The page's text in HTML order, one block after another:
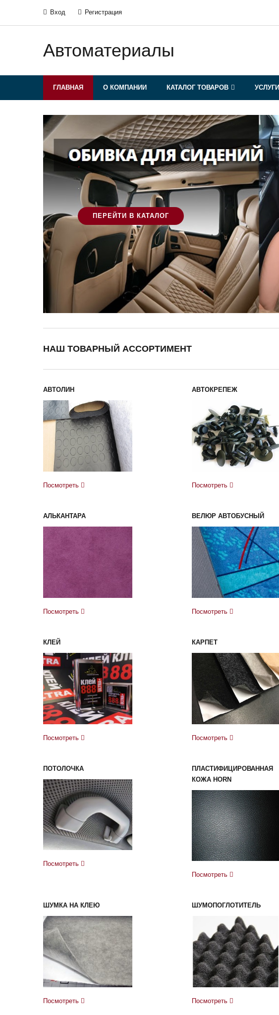
Вход Регистрация
Автоматериалы
ГЛАВНАЯ О КОМПАНИИ КАТАЛОГ ТОВАРОВ УСЛУГИ
.
.
ПЕРЕЙТИ В КАТАЛОГ
НАШ ТОВАРНЫЙ АССОРТИМЕНТ
АВТОЛИН
Посмотреть
АВТОКРЕПЕЖ
Посмотреть
АЛЬКАНТАРА
Посмотреть
ВЕЛЮР АВТОБУСНЫЙ
Посмотреть
КЛЕЙ
Посмотреть
КАРПЕТ
Посмотреть
ПОТОЛОЧКА
Посмотреть
ПЛАСТИФИЦИРОВАННАЯ
КОЖА HORN
Посмотреть
ШУМКА НА КЛЕЮ
Посмотреть
ШУМОПОГЛОТИТЕЛЬ
Посмотреть